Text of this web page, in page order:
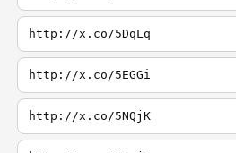
http://x.co/5DqLq
http://x.co/5EGGi
http://x.co/5NQjK